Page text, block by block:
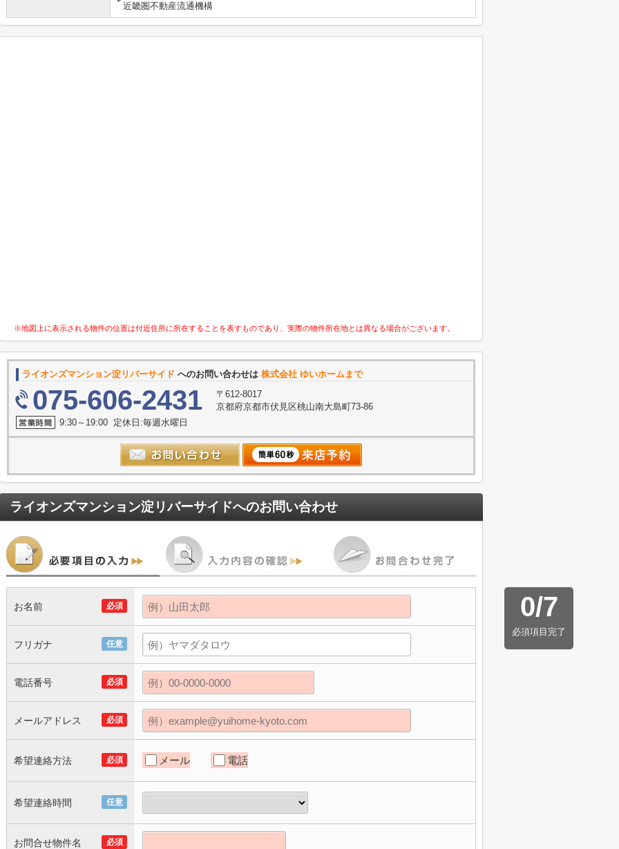
近畿圏不動産流通機構
※地図上に表示される物件の位置は付近住所に所在することを表すものであり、実際の物件所在地とは異なる場合がございます。
ライオンズマンション淀リバーサイド へのお問い合わせは 株式会社 ゆいホームまで
075-606-2431
〒612-8017
京都府京都市伏見区桃山南大島町73-86
9:30～19:00 定休日:毎週水曜日
ライオンズマンション淀リバーサイドへのお問い合わせ
0/7
必須項目完了
必須
お名前
任意
フリガナ
必須
電話番号
必須
メールアドレス
必須
希望連絡方法 メール 電話
任意
希望連絡時間
必須
お問合せ物件名